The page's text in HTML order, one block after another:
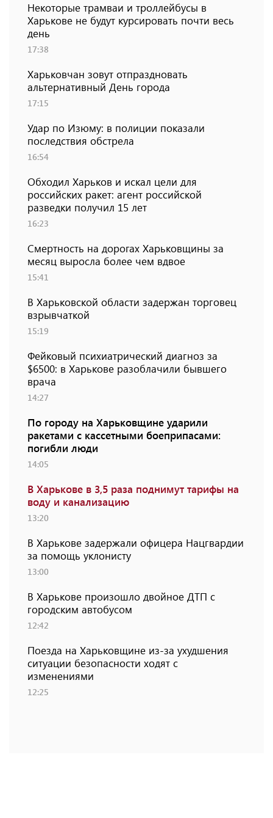
Некоторые трамваи и троллейбусы в
Харькове не будут курсировать почти весь
день
17:38
Харьковчан зовут отпраздновать
альтернативный День города
17:15
Удар по Изюму: в полиции показали
последствия обстрела
16:54
Обходил Харьков и искал цели для
российских ракет: агент российской
разведки получил 15 лет
16:23
Смертность на дорогах Харьковщины за
месяц выросла более чем вдвое
15:41
В Харьковской области задержан торговец
взрывчаткой
15:19
Фейковый психиатрический диагноз за
$6500: в Харькове разоблачили бывшего
врача
14:27
По городу на Харьковщине ударили
ракетами с кассетными боеприпасами:
погибли люди
14:05
В Харькове в 3,5 раза поднимут тарифы на
воду и канализацию
13:20
В Харькове задержали офицера Нацгвардии
за помощь уклонисту
13:00
В Харькове произошло двойное ДТП с
городским автобусом
12:42
Поезда на Харьковщине из-за ухудшения
ситуации безопасности ходят с
изменениями
12:25